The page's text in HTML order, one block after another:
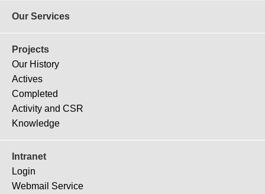
Our Services
Projects
Our History
Actives
Completed
Activity and CSR
Knowledge
Intranet
Login
Webmail Service